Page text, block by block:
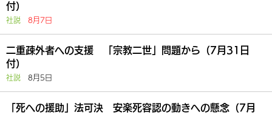
付）
社説 8月7日
二重疎外者への支援 「宗教二世」問題から（7月31日
付）
社説 8月5日
「死への援助」法可決 安楽死容認の動きへの懸念（7月